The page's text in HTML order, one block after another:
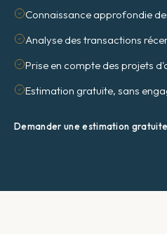
Connaissance approfondie
Analyse des transactions
Prise en compte des projets
Estimation gratuite, sans
Demander une estimation